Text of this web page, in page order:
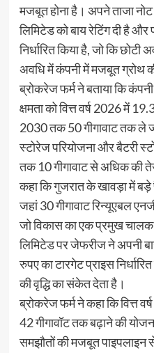
मजबूत होना है। अपने ताजा
लिमिटेड को बाय रेटिंग दी है
निर्धारित किया है, जो कि
अवधि में कंपनी में मजबूत ग्रोथ
ब्रोकरेज फर्म ने बताया कि
क्षमता को वित्त वर्ष 2026 में
2030 तक 50 गीगावाट तक ले
स्टोरेज परियोजना और बैटरी
तक 10 गीगावाट से अधिक की
कहा कि गुजरात के खावड़ा में बड़े
जहां 30 गीगावाट रिन्यूएबल
जो विकास का एक प्रमुख
लिमिटेड पर जेफरीज ने अपनी
रुपए का टारगेट प्राइस
की वृद्धि का संकेत देता है।
ब्रोकरेज फर्म ने कहा कि वित्त
42 गीगावॉट तक बढ़ाने की
समझौतों की मजबूत पाइपलाइन